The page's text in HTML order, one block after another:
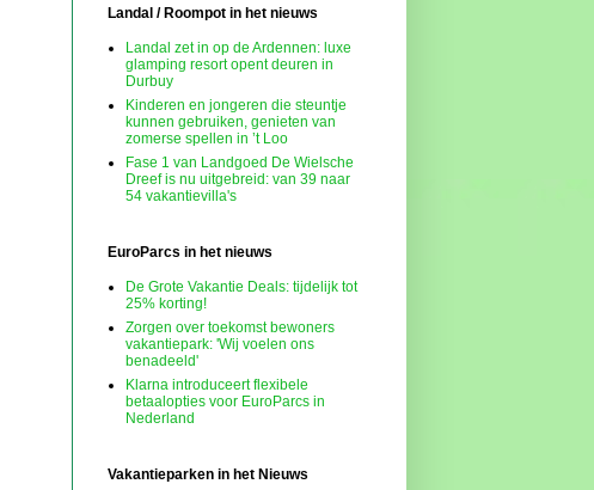
Landal / Roompot in het nieuws
Landal zet in op de Ardennen: luxe
glamping resort opent deuren in
Durbuy
Kinderen en jongeren die steuntje
kunnen gebruiken, genieten van
zomerse spellen in ’t Loo
Fase 1 van Landgoed De Wielsche
Dreef is nu uitgebreid: van 39 naar
54 vakantievilla's
EuroParcs in het nieuws
De Grote Vakantie Deals: tijdelijk tot
25% korting!
Zorgen over toekomst bewoners
vakantiepark: 'Wij voelen ons
benadeeld'
Klarna introduceert flexibele
betaalopties voor EuroParcs in
Nederland
Vakantieparken in het Nieuws